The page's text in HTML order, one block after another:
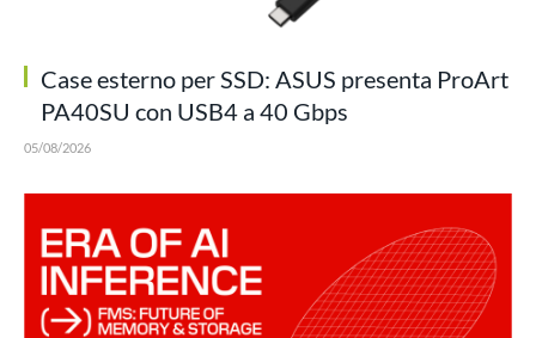
Case esterno per SSD: ASUS presenta ProArt
PA40SU con USB4 a 40 Gbps
05/08/2026